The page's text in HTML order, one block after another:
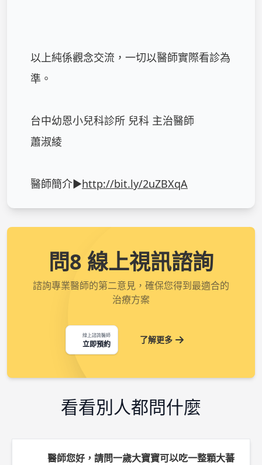
以上純係觀念交流，一切以醫師實際看診為
準。
台中幼恩小兒科診所 兒科 主治醫師
蕭淑綾
醫師簡介►http://bit.ly/2uZBXqA
問8 線上視訊諮詢
諮詢專業醫師的第二意見，確保您得到最適合的
治療方案
線上諮詢醫師
立即預約 了解更多
看看別人都問什麼
醫師您好，請問一歲大寶寶可以吃一整顆大蕃